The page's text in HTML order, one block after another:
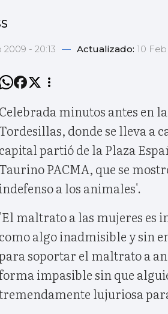
2009 - 20:13 — Actualizado: 10 Feb
Celebrada minutos antes en
donde se lleva a
capital partió de la Plaza
PACMA, que se
indefenso a los animales'.
'El maltrato a las mujeres es
como algo inadmisible y sin
soportar el maltrato a
impasible sin que
lujuriosa